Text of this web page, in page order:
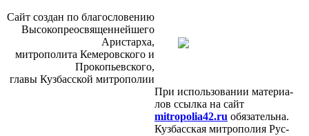
Сайт со­здан по бла­го­сло­ве­нию
Вы­со­ко­прео­свя­щен­ней­ше­го
Ари­стар­ха,
мит­ро­по­ли­та Ке­ме­ров­ско­го и
Про­ко­пьев­ско­го,
гла­вы Куз­бас­ской мит­ро­по­лии
При ис­поль­зо­ва­нии ма­те­ри­а­
лов ссыл­ка на сайт
mitropolia42.ru обя­за­тель­на.
Куз­бас­ская мит­ро­по­лия Рус­